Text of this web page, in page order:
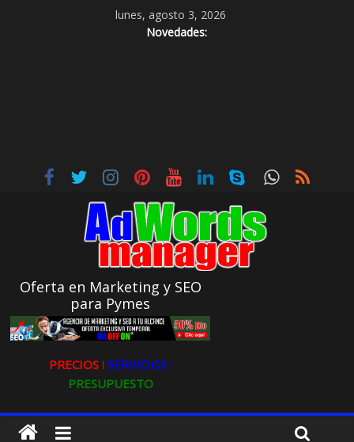
lunes, agosto 3, 2026
Novedades:
Oferta en Marketing y SEO
para Pymes
PRECIOS ǀ SERVICIOS ǀ
PRESUPUESTO